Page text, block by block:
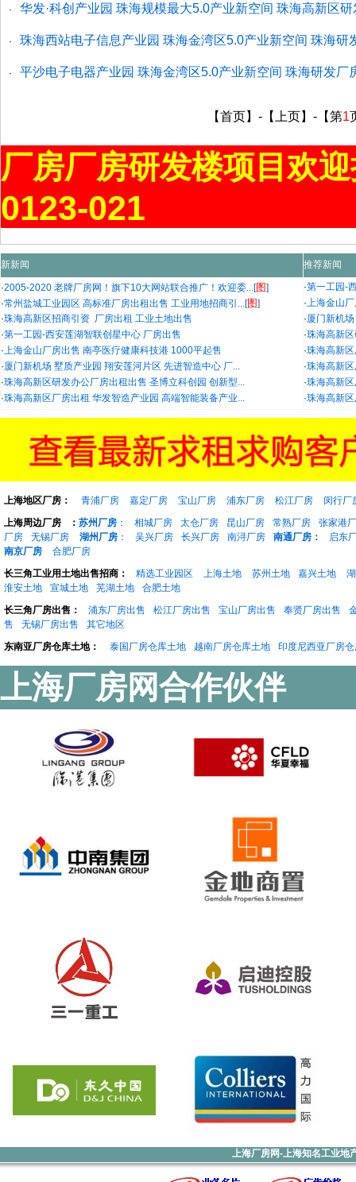
· 华发·科创产业园 珠海规模最大5.0产业新空间 珠海高新区
· 珠海西站电子信息产业园 珠海金湾区5.0产业新空间 珠海研
· 平沙电子电器产业园 珠海金湾区5.0产业新空间 珠海研发厂
【首页】-【上页】-【第1
厂房厂房研发楼项目欢
0123-021
新新闻 推荐新闻
·2005-2020 老牌厂房网！旗下10大网站联合推广！欢迎委...[图]
·常州盐城工业园区 高标准厂房出租出售 工业用地招商引...[图]
·珠海高新区招商引资 厂房出租 工业土地出售
·第一工园-西安莲湖智联创星中心 厂房出售
·上海金山厂房出售 南亭医疗健康科技港 1000平起售
·厦门新机场 墅质产业园 翔安莲河片区 先进智造中心 厂...
·珠海高新区研发办公厂房出租出售 圣博立科创园 创新型...
·珠海高新区厂房出租 华发智造产业园 高端智能装备产业...
·第一工园-
·上海金山
·厦门新机
·珠海高新
·珠海高新
·珠海高新
·珠海高新
·珠海高新
上海地区厂房： 青浦厂房 嘉定厂房 宝山厂房 浦东厂房 松江厂房
闵行厂
上海周边厂房
： 苏州厂房 ： 相城厂房 太仓厂房 昆山厂房 常熟厂房
张家港
厂房
无锡厂房 湖州厂房 ： 吴兴厂房 长兴厂房 南浔厂房 南通厂房：
启东
南京厂房
合肥厂房
长三角工业用土地出售招商：
精选工业园区 上海土地 苏州土地 嘉兴土地
淮安土地
宣城土地 芜湖土地
合肥土地
长三角厂房出售：
浦东厂房出售 松江厂房出售 宝山厂房出售 奉贤厂房出售
售
无锡厂房出售
其它地区
东南亚厂房仓库土地：
泰国厂房仓库土地 越南厂房仓库土地 印度尼西亚厂房
上海厂房网合作伙伴
上海厂房网-上海知名工业地